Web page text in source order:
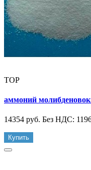
TOP
аммоний
14354 руб. Без НДС:
Купить